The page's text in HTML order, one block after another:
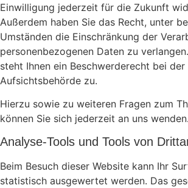
Einwilligung jederzeit für die Zukunft
Außerdem haben Sie das Recht, unter
Umständen die Einschränkung der
personenbezogenen Daten zu
steht Ihnen ein Beschwerderecht bei
Aufsichtsbehörde zu.
Hierzu sowie zu weiteren Fragen zum
können Sie sich jederzeit an uns wenden.
Analyse-Tools und Tools von
Beim Besuch dieser Website kann Ihr
statistisch ausgewertet werden. Das